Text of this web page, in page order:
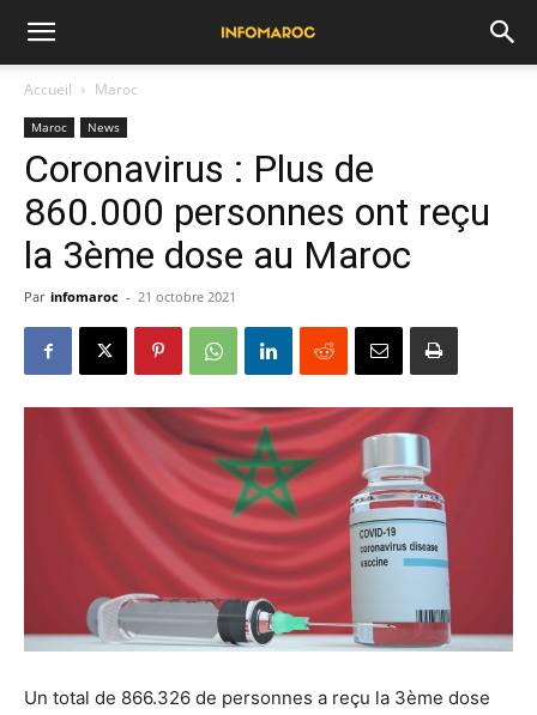
Accueil Maroc
Maroc News
Coronavirus : Plus de
860.000 personnes ont reçu
la 3ème dose au Maroc
Par infomaroc - 21 octobre 2021
Un total de 866.326 de personnes a reçu la 3ème dose